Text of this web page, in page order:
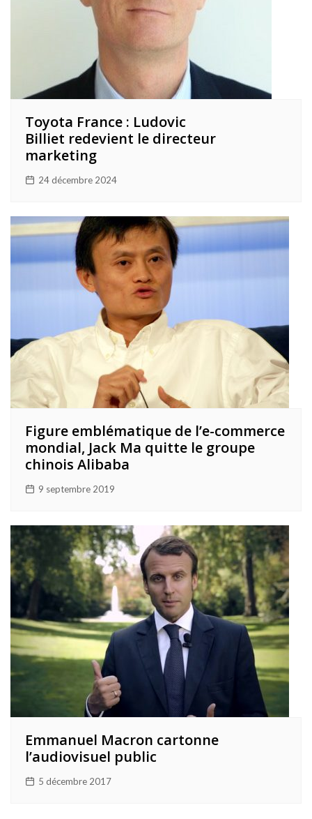
Toyota France : Ludovic
Billiet redevient le directeur
marketing
24 décembre 2024
Figure emblématique de l’e-commerce
mondial, Jack Ma quitte le groupe
chinois Alibaba
9 septembre 2019
Emmanuel Macron cartonne
l’audiovisuel public
5 décembre 2017